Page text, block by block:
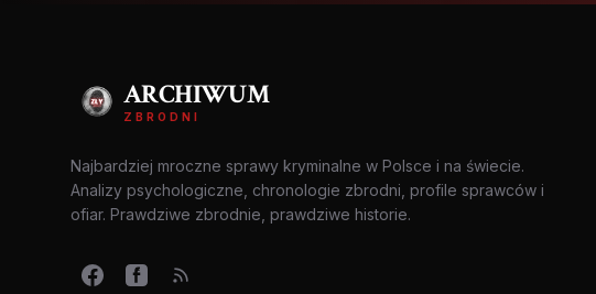
ARCHIWUM
ZBRODNI
Najbardziej mroczne sprawy kryminalne w Polsce i na świecie.
Analizy psychologiczne, chronologie zbrodni, profile sprawców i
ofiar. Prawdziwe zbrodnie, prawdziwe historie.